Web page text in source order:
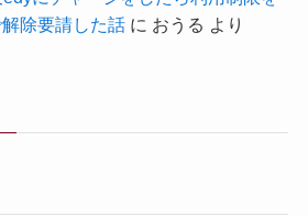
除要請した話に おうる より